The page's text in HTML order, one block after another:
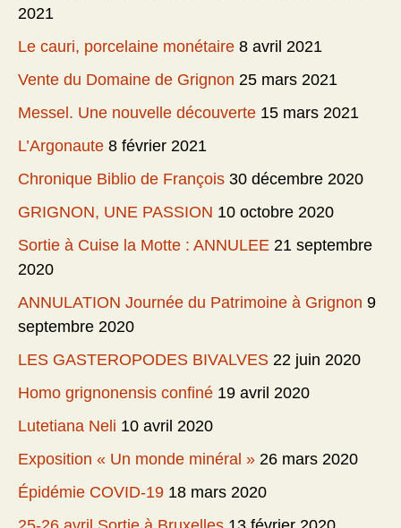
2021
Le cauri, porcelaine monétaire 8 avril 2021
Vente du Domaine de Grignon 25 mars 2021
Messel. Une nouvelle découverte 15 mars 2021
L’Argonaute 8 février 2021
Chronique Biblio de François 30 décembre 2020
GRIGNON, UNE PASSION 10 octobre 2020
Sortie à Cuise la Motte : ANNULEE 21 septembre
2020
ANNULATION Journée du Patrimoine à Grignon 9
septembre 2020
LES GASTEROPODES BIVALVES 22 juin 2020
Homo grignonensis confiné 19 avril 2020
Lutetiana Neli 10 avril 2020
Exposition « Un monde minéral » 26 mars 2020
Épidémie COVID-19 18 mars 2020